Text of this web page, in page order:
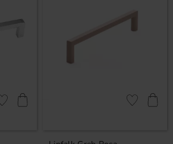
Gem som favorit Gem som